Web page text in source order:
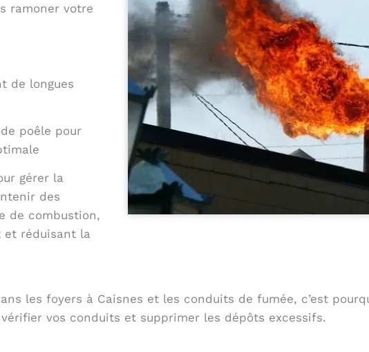
ramoner votre
de longues
poêle pour
gérer la
des
de combustion,
et réduisant la
les foyers à Caisnes et les conduits de fumée, c’est
vos conduits et supprimer les dépôts excessifs.